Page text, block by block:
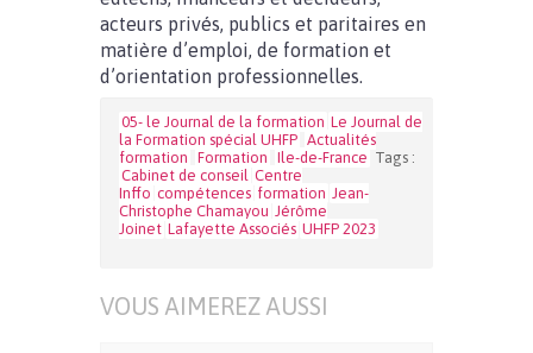
acteurs privés, publics et paritaires en
matière d’emploi, de formation et
d’orientation professionnelles.
05- le Journal de la formation Le Journal de
la Formation spécial UHFP Actualités
formation Formation Ile-de-France Tags :
Cabinet de conseil Centre
Inffo compétences formation Jean-
Christophe Chamayou Jérôme
Joinet Lafayette Associés UHFP 2023
VOUS AIMEREZ AUSSI